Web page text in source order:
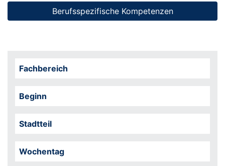
Berufsspezifische Kompetenzen
Fachbereich
Beginn
Stadtteil
Wochentag